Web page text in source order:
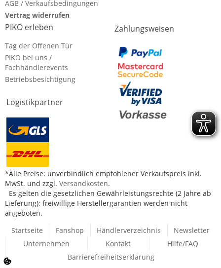
AGB / Verkaufsbedingungen
Vertrag widerrufen
PIKO erleben
Tag der Offenen Tür
PIKO bei uns /
Fachhändlerevents
Betriebsbesichtigung
Logistikpartner
Zahlungsweisen
*Alle Preise: unverbindlich empfohlener Verkaufspreis inkl.
MwSt. und zzgl. Versandkosten.
Es gelten die gesetzlichen Gewährleistungsrechte (2 Jahre ab
Lieferung); freiwillige Herstellergarantien werden nicht
angeboten.
Startseite
Fanshop Händlerverzeichnis
Newsletter
Unternehmen
Kontakt
Hilfe/FAQ
Barrierefreiheitserklärung